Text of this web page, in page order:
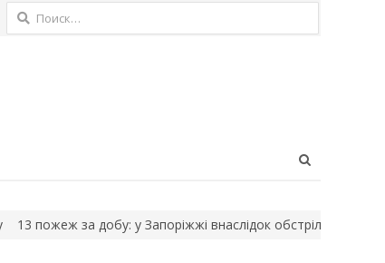
Найти:
за добу: у Запоріжжі внаслідок обстрілів загинула